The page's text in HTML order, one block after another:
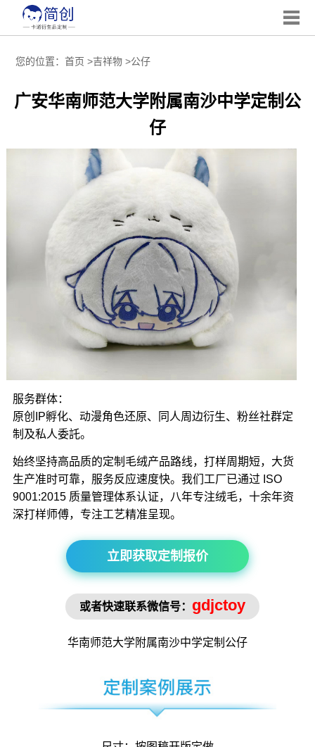
您的位置： 首页 >吉祥物>公仔
广安华南师范大学附属南沙中学定制公
仔
服务群体：
原创IP孵化、动漫角色还原、同人周边衍生、粉丝社群定
制及私人委託。
始终坚持高品质的定制毛绒产品路线，打样周期短，大货
生产准时可靠，服务反应速度快。我们工厂已通过 ISO
9001:2015 质量管理体系认证，八年专注绒毛，十余年资
深打样师傅，专注工艺精准呈现。
立即获取定制报价
或者快速联系微信号： gdjctoy
华南师范大学附属南沙中学定制公仔